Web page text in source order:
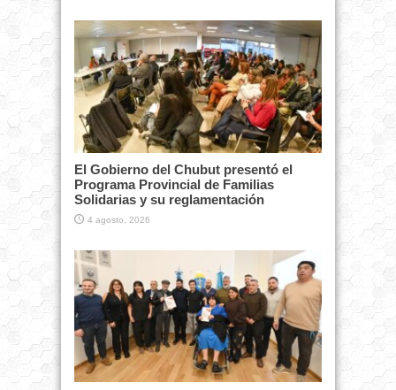
El Gobierno del Chubut presentó el
Programa Provincial de Familias
Solidarias y su reglamentación
4 agosto, 2026